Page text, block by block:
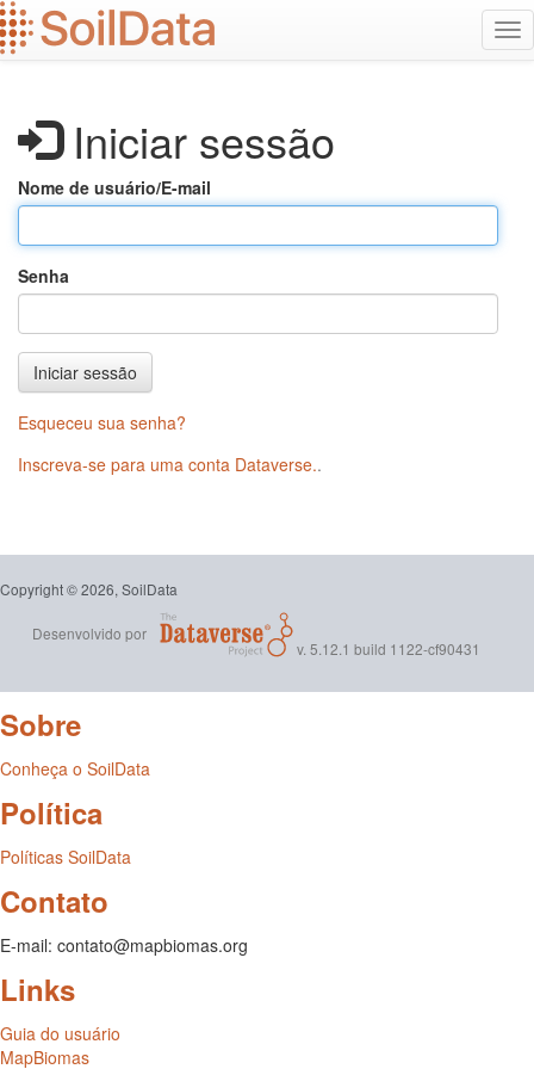
Ir
para
o
Iniciar sessão
Nome de usuário/E-mail
Senha
Iniciar sessão
Esqueceu sua senha?
Inscreva-se para uma conta Dataverse..
Copyright © 2026, SoilData
Desenvolvido por
v. 5.12.1 build 1122-cf90431
Sobre
Conheça o SoilData
Política
Políticas SoilData
Contato
E-mail: contato@mapbiomas.org
Links
Guia do usuário
MapBiomas